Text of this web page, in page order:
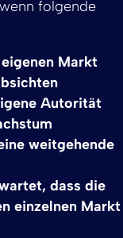
folgende
Markt
Autorität
weitgehende
dass die
einzelnen Markt